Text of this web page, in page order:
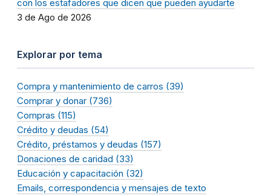
con los estafadores que dicen que pueden ayudarte
3 de Ago de 2026
Explorar por tema
Compra y mantenimiento de carros (39)
Comprar y donar (736)
Compras (115)
Crédito y deudas (54)
Crédito, préstamos y deudas (157)
Donaciones de caridad (33)
Educación y capacitación (32)
Emails, correspondencia y mensajes de texto